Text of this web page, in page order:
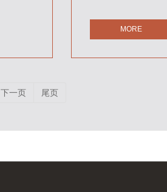
MORE
下一页 尾页